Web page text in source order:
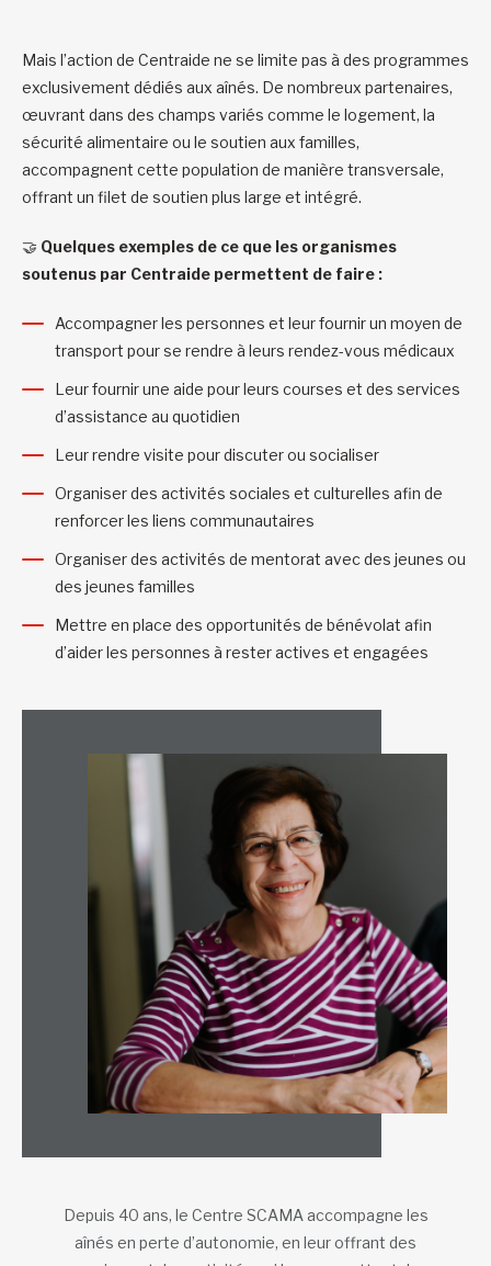
Mais l’action de Centraide ne se limite pas à des programmes
exclusivement dédiés aux aînés. De nombreux partenaires,
œuvrant dans des champs variés comme le logement, la
sécurité alimentaire ou le soutien aux familles,
accompagnent cette population de manière transversale,
offrant un filet de soutien plus large et intégré.
🤝 Quelques exemples de ce que les organismes
soutenus par Centraide permettent de faire :
Accompagner les personnes et leur fournir un moyen de
transport pour se rendre à leurs rendez-vous médicaux
Leur fournir une aide pour leurs courses et des services
d’assistance au quotidien
Leur rendre visite pour discuter ou socialiser
Organiser des activités sociales et culturelles afin de
renforcer les liens communautaires
Organiser des activités de mentorat avec des jeunes ou
des jeunes familles
Mettre en place des opportunités de bénévolat afin
d’aider les personnes à rester actives et engagées
Depuis 40 ans, le Centre SCAMA accompagne les
aînés en perte d’autonomie, en leur offrant des